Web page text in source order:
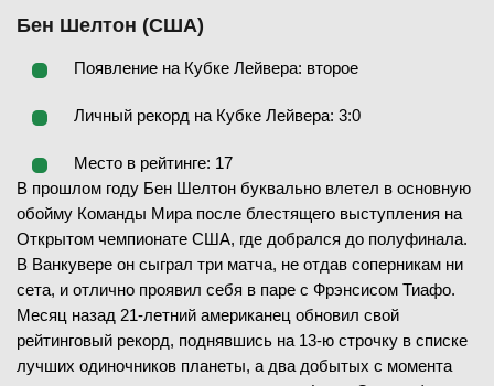
Бен Шелтон (США)
Появление на Кубке Лейвера: второе
Личный рекорд на Кубке Лейвера: 3:0
Место в рейтинге: 17
В прошлом году Бен Шелтон буквально влетел в основную
обойму Команды Мира после блестящего выступления на
Открытом чемпионате США, где добрался до полуфинала.
В Ванкувере он сыграл три матча, не отдав соперникам ни
сета, и отлично проявил себя в паре с Фрэнсисом Тиафо.
Месяц назад 21-летний американец обновил свой
рейтинговый рекорд, поднявшись на 13-ю строчку в списке
лучших одиночников планеты, а два добытых с момента